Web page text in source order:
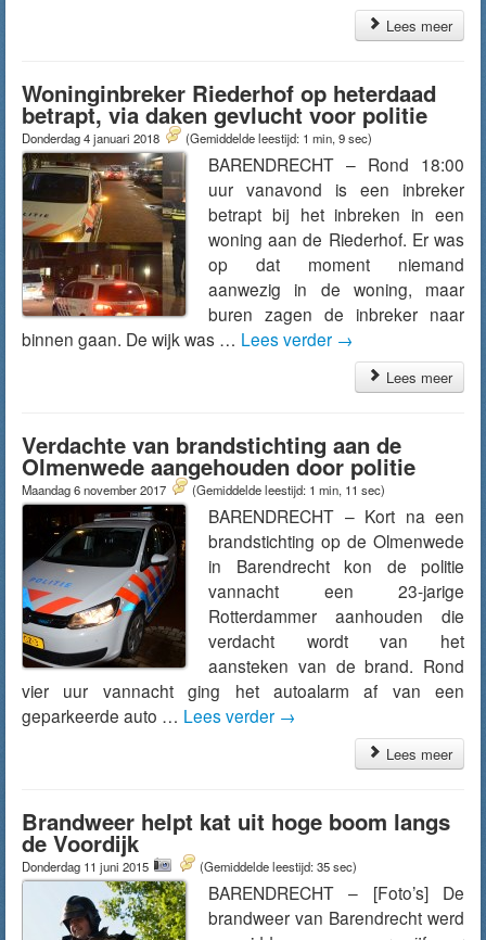
Lees meer
Woninginbreker Riederhof op heterdaad
betrapt, via daken gevlucht voor politie
Donderdag 4 januari 2018 (Gemiddelde leestijd: 1 min, 9 sec)
BARENDRECHT – Rond 18:00
uur vanavond is een inbreker
betrapt bij het inbreken in een
woning aan de Riederhof. Er was
op dat moment niemand
aanwezig in de woning, maar
buren zagen de inbreker naar
binnen gaan. De wijk was … Lees verder →
Lees meer
Verdachte van brandstichting aan de
Olmenwede aangehouden door politie
Maandag 6 november 2017 (Gemiddelde leestijd: 1 min, 11 sec)
BARENDRECHT – Kort na een
brandstichting op de Olmenwede
in Barendrecht kon de politie
vannacht een 23-jarige
Rotterdammer aanhouden die
verdacht wordt van het
aansteken van de brand. Rond
vier uur vannacht ging het autoalarm af van een
geparkeerde auto … Lees verder →
Lees meer
Brandweer helpt kat uit hoge boom langs
de Voordijk
Donderdag 11 juni 2015 (Gemiddelde leestijd: 35 sec)
BARENDRECHT – [Foto’s] De
brandweer van Barendrecht werd